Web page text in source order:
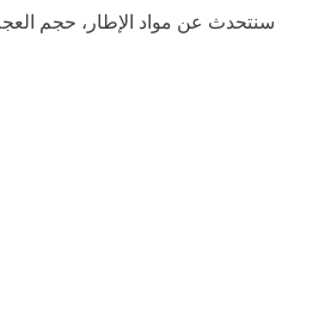
سنتحدث عن مواد الإطار، حجم